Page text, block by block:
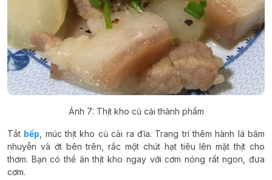
Ảnh 7: Thịt kho củ cải thành phẩm
Tắt bếp , múc thịt kho củ cải ra đĩa. Trang trí thêm hành lá băm
nhuyễn và ớt bên trên, rắc một chút hạt tiêu lên mặt thịt cho
thơm. Bạn có thể ăn thịt kho ngay với cơm nóng rất ngon, đưa
cơm.